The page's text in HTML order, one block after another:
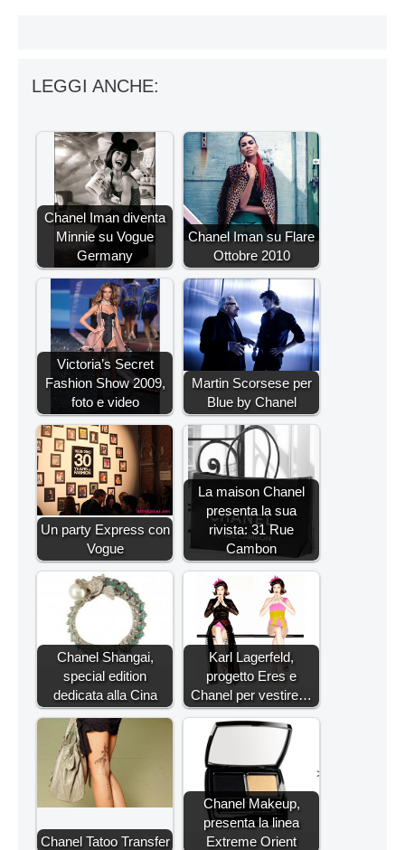
LEGGI ANCHE:
Chanel Iman diventa
Minnie su Vogue
Germany
Chanel Iman su Flare
Ottobre 2010
Victoria’s Secret
Fashion Show 2009,
foto e video
Martin Scorsese per
Blue by Chanel
Un party Express con
Vogue
La maison Chanel
presenta la sua
rivista: 31 Rue
Cambon
Chanel Shangai,
special edition
dedicata alla Cina
Karl Lagerfeld,
progetto Eres e
Chanel per vestire…
Chanel Tatoo Transfer
Chanel Makeup,
presenta la linea
Extreme Orient